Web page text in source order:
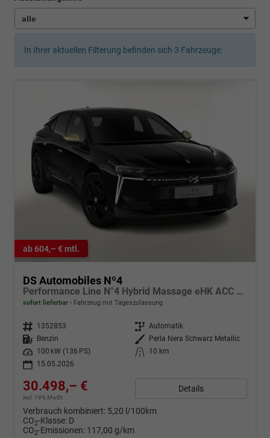
In Ihrer aktuellen Filterung befinden sich 3 Fahrzeuge:
ab 604,– € mtl.
DS Automobiles Nº4
Performance Line N°4 Hybrid Massage eHK ACC Nav
sofort lieferbar Fahrzeug mit Tageszulassung
Fahrzeugnr. 1352853 Getriebe Automatik
Kraftstoff
Benzin Außenfarbe
Perla Nera Schwarz Metallic
Leistung
100 kW (136 PS) Kilometerstand
10 km
15.05.2026
30.498,– €
incl. 19% MwSt.
Details
Verbrauch kombiniert: 5,20 l/100km
CO2-Klasse: D
CO2-Emissionen: 117,00 g/km